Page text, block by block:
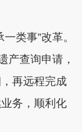
类事”改革。
产查询申请，
再远程完成
务，顺利化